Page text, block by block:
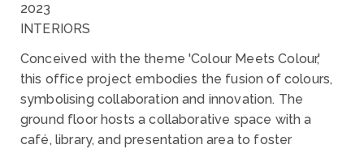
2023
INTERIORS
Conceived with the theme 'Colour Meets Colour,'
this office project embodies the fusion of colours,
symbolising collaboration and innovation. The
ground floor hosts a collaborative space with a
café, library, and presentation area to foster